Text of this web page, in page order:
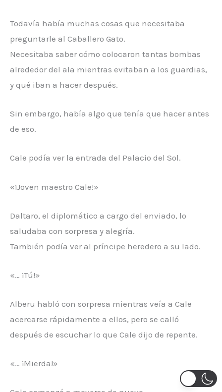
Todavía había muchas cosas que necesitaba
preguntarle al Caballero Gato.
Necesitaba saber cómo colocaron tantas bombas
alrededor del ala mientras evitaban a los guardias,
y qué iban a hacer después.
Sin embargo, había algo que tenía que hacer antes
de eso.
Cale podía ver la entrada del Palacio del Sol.
«¡Joven maestro Cale!»
Daltaro, el diplomático a cargo del enviado, lo
saludaba con sorpresa y alegría.
También podía ver al príncipe heredero a su lado.
«… ¡Tú!»
Alberu habló con sorpresa mientras veía a Cale
acercarse rápidamente a ellos, pero se calló
después de escuchar lo que Cale dijo de repente.
«… ¡Mierda!»